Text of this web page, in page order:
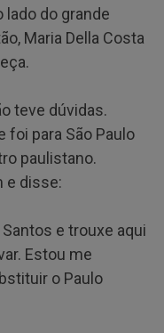
lado do grande
Maria Della Costa
teve dúvidas.
foi para São Paulo
paulistano.
e disse:
e trouxe aqui
Estou me
o Paulo